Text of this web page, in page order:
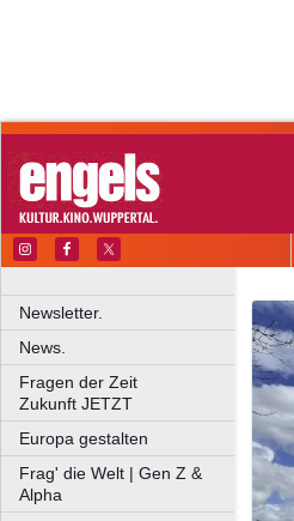
Newsletter.
News.
Fragen der Zeit
Zukunft JETZT
Europa gestalten
Frag' die Welt | Gen Z &
Alpha